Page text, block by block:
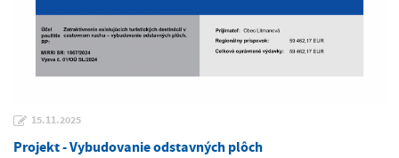
15.11.2025
Projekt - Vybudovanie odstavných plôch